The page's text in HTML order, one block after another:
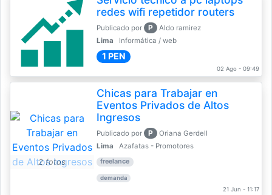
redes wifi repetidor routers
Publicado por P
Aldo ramirez
Lima
Informática / web
1 PEN
02 Ago - 09:49
2 fotos
Chicas para Trabajar en
Eventos Privados de Altos
Ingresos
Publicado por P
Oriana Gerdell
Lima
Azafatas - Promotores
freelance
demanda
21 Jun - 11:17